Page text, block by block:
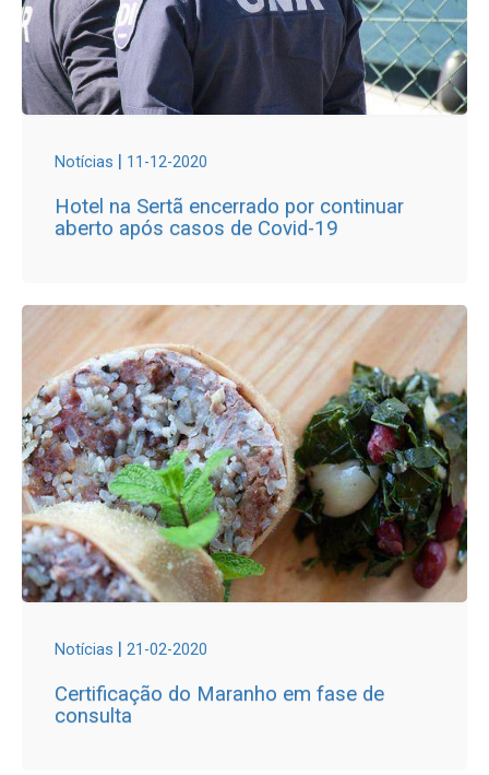
Notícias | 11-12-2020
Hotel na Sertã encerrado por continuar
aberto após casos de Covid-19
Notícias | 21-02-2020
Certificação do Maranho em fase de
consulta